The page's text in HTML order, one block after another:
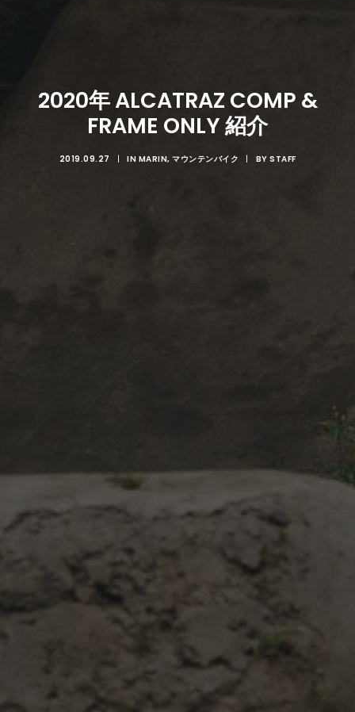
2020年 ALCATRAZ COMP &
FRAME ONLY 紹介
2019.09.27 | IN MARIN, マウンテンバイク | BY STAFF